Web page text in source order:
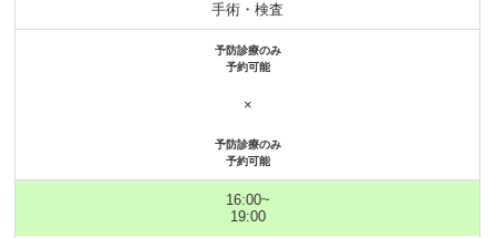
手術・検査
予防診療のみ
予約可能
×
予防診療のみ
予約可能
16:00~
19:00